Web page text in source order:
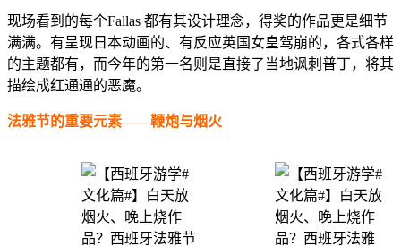
现场看到的每个Fallas 都有其设计理念，得奖的作品更是细节
满满。有呈现日本动画的、有反应英国女皇驾崩的，各式各样
的主题都有，而今年的第一名则是直接了当地讽刺普丁，将其
描绘成红通通的恶魔。
法雅节的重要元素——鞭炮与烟火